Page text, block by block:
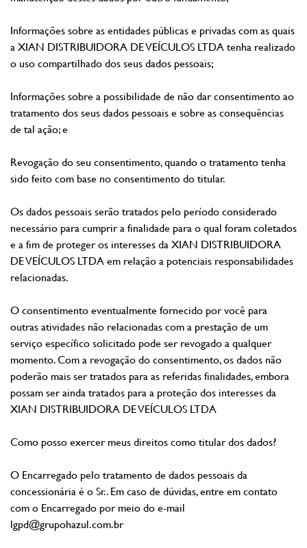
Informações sobre as entidades públicas e privadas com as quais
a XIAN DISTRIBUIDORA DE VEÍCULOS LTDA tenha realizado
o uso compartilhado dos seus dados pessoais;
Informações sobre a possibilidade de não dar consentimento ao
tratamento dos seus dados pessoais e sobre as consequências
de tal ação; e
Revogação do seu consentimento, quando o tratamento tenha
sido feito com base no consentimento do titular.
Os dados pessoais serão tratados pelo período considerado
necessário para cumprir a finalidade para o qual foram coletados
e a fim de proteger os interesses da XIAN DISTRIBUIDORA
DE VEÍCULOS LTDA em relação a potenciais responsabilidades
relacionadas.
O consentimento eventualmente fornecido por você para
outras atividades não relacionadas com a prestação de um
serviço específico solicitado pode ser revogado a qualquer
momento. Com a revogação do consentimento, os dados não
poderão mais ser tratados para as referidas finalidades, embora
possam ser ainda tratados para a proteção dos interesses da
XIAN DISTRIBUIDORA DE VEÍCULOS LTDA
Como posso exercer meus direitos como titular dos dados?
O Encarregado pelo tratamento de dados pessoais da
concessionária é o Sr.. Em caso de dúvidas, entre em contato
com o Encarregado por meio do e-mail
lgpd@grupohazul.com.br